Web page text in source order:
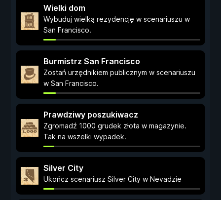
Wielki dom
Wybuduj wielką rezydencję w scenariuszu w
San Francisco.
Burmistrz San Francisco
Zostań urzędnikiem publicznym w scenariuszu
w San Francisco.
Prawdziwy poszukiwacz
Zgromadź 1000 grudek złota w magazynie.
Tak na wszelki wypadek.
Silver City
Ukończ scenariusz Silver City w Nevadzie